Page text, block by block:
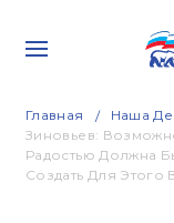
Главная Наша
Зиновьев:
Радостью Должна
Создать Для Этого